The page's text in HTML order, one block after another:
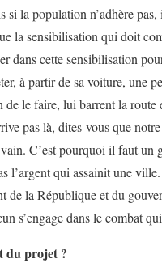
la population n’adhère
la sensibilisation qui doit
dans cette sensibilisation
à partir de sa voiture, une
le faire, lui barrent la route
pas là, dites-vous que
C’est pourquoi il faut un
l’argent qui assainit une
de la République et du
s’engage dans le combat
du projet ?